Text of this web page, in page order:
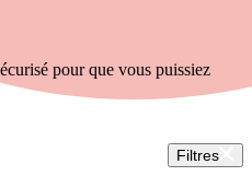
pour que vous puissiez
Filtres